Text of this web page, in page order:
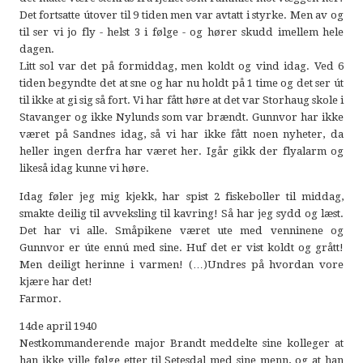
Det fortsatte útover til 9 tiden men var avtatt i styrke. Men av og
til ser vi jo fly - helst 3 i følge - og hører skudd imellem hele
dagen.
Litt sol var det på formiddag, men koldt og vind idag. Ved 6
tiden begyndte det at sne og har nu holdt på 1 time og det ser út
til ikke at gi sig så fort. Vi har fått høre at det var Storhaug skole i
Stavanger og ikke Nylunds som var brændt. Gunnvor har ikke
været på Sandnes idag, så vi har ikke fått noen nyheter, da
heller ingen derfra har været her. Igår gikk der flyalarm og
likeså idag kunne vi høre.
Idag føler jeg mig kjekk, har spist 2 fiskeboller til middag,
smakte deilig til avveksling til kavring! Så har jeg sydd og læst.
Det har vi alle. Småpikene været ute med venninene og
Gunnvor er úte ennú med sine. Huf det er vist koldt og grått!
Men deiligt herinne i varmen! (…)Undres på hvordan vore
kjære har det!
Farmor.
14de april 1940
Nestkommanderende major Brandt meddelte sine kolleger at
han ikke ville følge etter til Setesdal med sine menn, og at han